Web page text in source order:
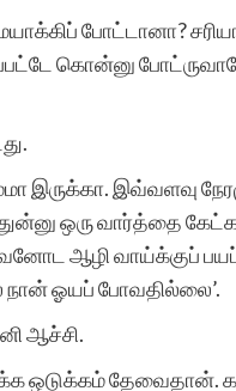
போட்டானா?
கொன்னு
இவ்வளவு
ஒரு வார்த்தை
ஆழி வாய்க்குப்
நான் ஓயப் போவதில்லை’.
ஆச்சி.
தேவைதான்.